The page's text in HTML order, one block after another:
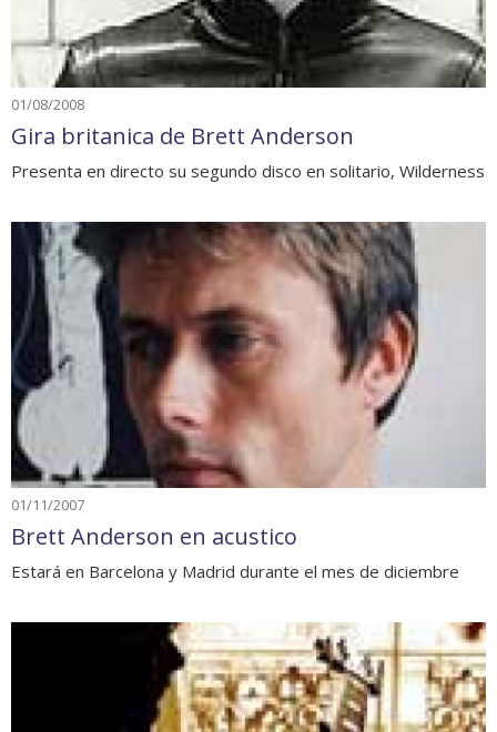
01/08/2008
Gira britanica de Brett Anderson
Presenta en directo su segundo disco en solitario, Wilderness
01/11/2007
Brett Anderson en acustico
Estará en Barcelona y Madrid durante el mes de diciembre